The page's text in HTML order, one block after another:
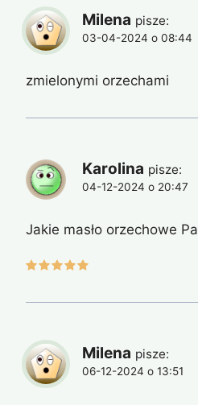
Milena pisze:
03-04-2024 o 08:44
zmielonymi orzechami
Karolina pisze:
04-12-2024 o 20:47
Jakie masło orzechowe
Milena pisze:
06-12-2024 o 13:51